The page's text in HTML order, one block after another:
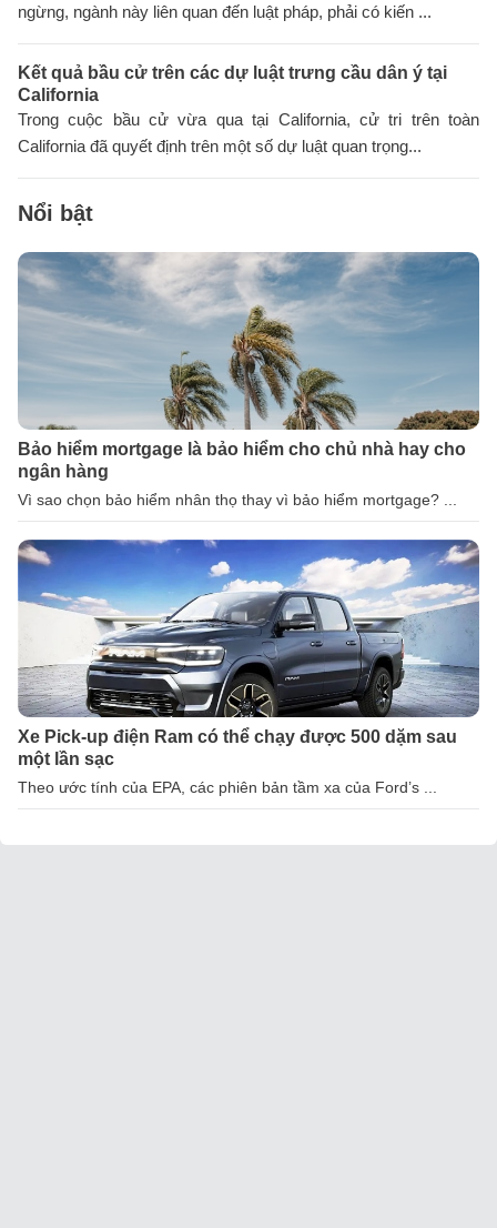
ngừng, ngành này liên quan đến luật pháp, phải có kiến ...
Kết quả bầu cử trên các dự luật trưng cầu dân ý tại
California
Trong cuộc bầu cử vừa qua tại California, cử tri trên toàn
California đã quyết định trên một số dự luật quan trọng...
Nổi bật
Bảo hiểm mortgage là bảo hiểm cho chủ nhà hay cho
ngân hàng
Vì sao chọn bảo hiểm nhân thọ thay vì bảo hiểm mortgage? ...
Xe Pick-up điện Ram có thể chạy được 500 dặm sau
một lần sạc
Theo ước tính của EPA, các phiên bản tầm xa của Ford’s ...